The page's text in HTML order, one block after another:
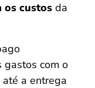
os custos da
gastos com o
a entrega